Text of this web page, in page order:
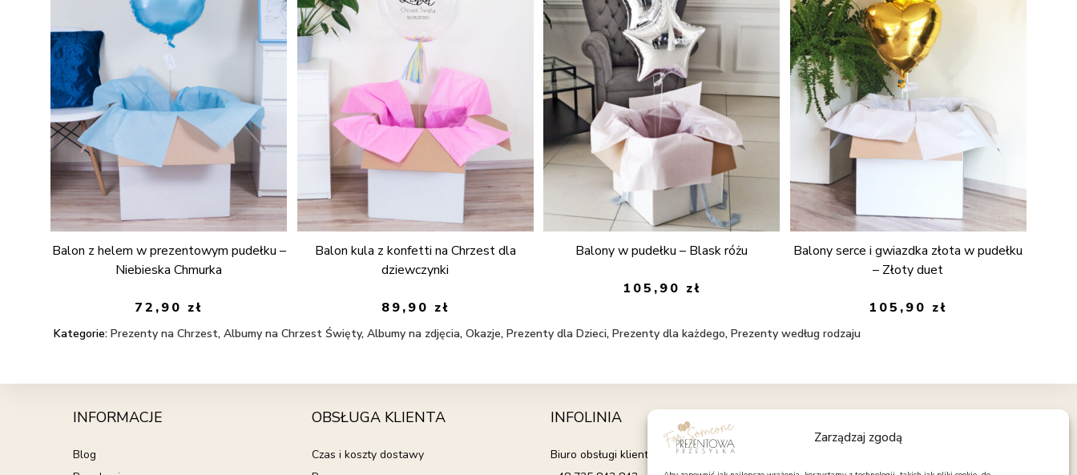
Zarządzaj zgodą
Balon z helem w prezentowym pudełku –
Niebieska Chmurka
72,90 zł
Balon kula z konfetti na Chrzest dla
dziewczynki
89,90 zł
Balony w pudełku – Blask różu
105,90 zł
Balony serce i gwiazdka złota w pudełku
– Złoty duet
105,90 zł
Kategorie: Prezenty na Chrzest,Albumy na Chrzest Święty,Albumy na zdjęcia,Okazje,Prezenty dla Dzieci,Prezenty dla każdego,Prezenty według rodzaju
INFORMACJE
Blog
OBSŁUGA KLIENTA
Czas i koszty dostawy
INFOLINIA
Biuro obsługi klienta